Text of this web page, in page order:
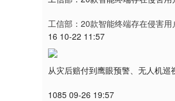
工信部：20款智能终端存在侵害用
16 10-22 11:57
从灾后赔付到鹰眼预警、无人机巡
1085 09-26 19:57